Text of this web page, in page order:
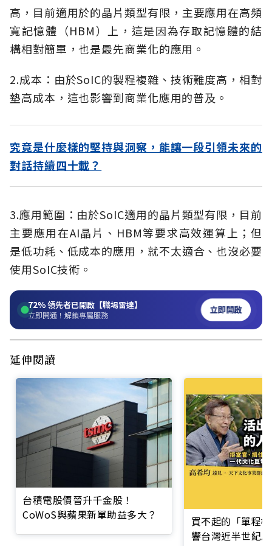
高，目前適用於的晶片類型有限，主要應用在高頻
寬記憶體（HBM）上，這是因為存取記憶體的結
構相對簡單，也是最先商業化的應用。
2.成本：由於SoIC的製程複雜、技術難度高，相對
墊高成本，這也影響到商業化應用的普及。
究竟是什麼樣的堅持與洞察，能讓一段引領未來的
對話持續四十載？
3.應用範圍：由於SoIC適用的晶片類型有限，目前
主要應用在AI晶片、HBM等要求高效運算上；但
是低功耗、低成本的應用，就不太適合、也沒必要
使用SoIC技術。
72%領先者已開啟【職場雷達】
立即開通！解鎖專屬服務 立即開啟
延伸閱讀
台積電股價晉升千金股！
CoWoS與蘋果新單助益多大？
買不起的「單程
響台灣近半世紀